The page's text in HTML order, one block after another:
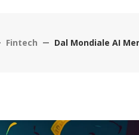
Fintech Dal Mondiale AI